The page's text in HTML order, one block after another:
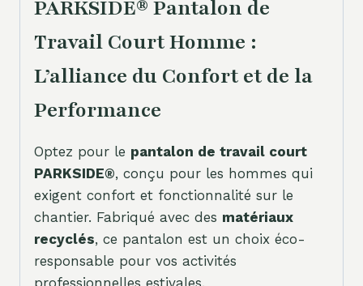
PARKSIDE® Pantalon de
Travail Court Homme :
L’alliance du Confort et de la
Performance
Optez pour le pantalon de travail court
PARKSIDE®, conçu pour les hommes qui
exigent confort et fonctionnalité sur le
chantier. Fabriqué avec des matériaux
recyclés, ce pantalon est un choix éco-
responsable pour vos activités
professionnelles estivales.